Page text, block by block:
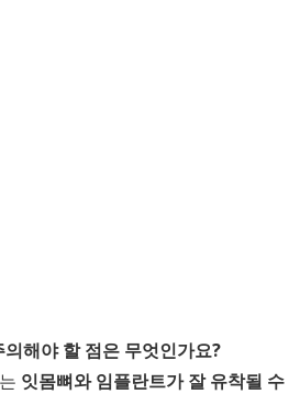
해야 할 점은 무엇인가요?
잇몸뼈와 임플란트가 잘 유착될 수